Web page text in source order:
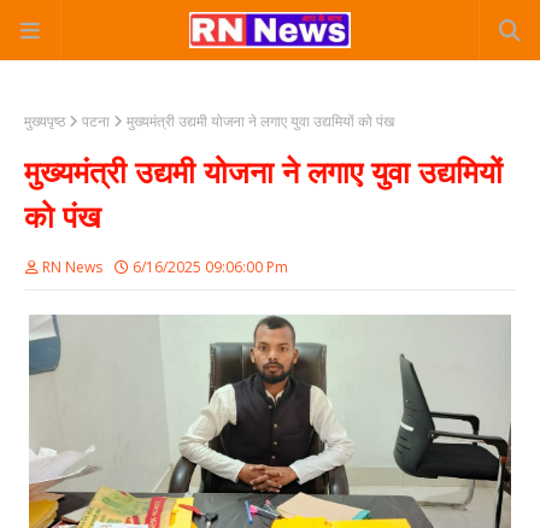
मुख्यपृष्ठ पटना मुख्यमंत्री उद्यमी योजना ने लगाए युवा उद्यमियों को पंख
मुख्यमंत्री उद्यमी योजना ने लगाए युवा उद्यमियों
को पंख
RN News 6/16/2025 09:06:00 Pm